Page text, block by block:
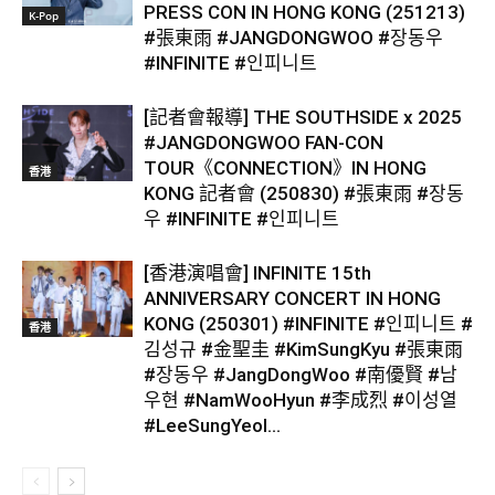
K-Pop
PRESS CON IN HONG KONG (251213)
#張東雨 #JANGDONGWOO #장동우
#INFINITE #인피니트
香港
[記者會報導] THE SOUTHSIDE x 2025
#JANGDONGWOO FAN-CON
TOUR《CONNECTION》IN HONG
KONG 記者會 (250830) #張東雨 #장동
우 #INFINITE #인피니트
香港
[香港演唱會] INFINITE 15th
ANNIVERSARY CONCERT IN HONG
KONG (250301) #INFINITE #인피니트 #
김성규 #金聖圭 #KimSungKyu #張東雨
#장동우 #JangDongWoo #南優賢 #남
우현 #NamWooHyun #李成烈 #이성열
#LeeSungYeol...